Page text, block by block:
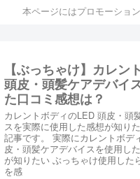
本ページにはプロモーショ
【ぶっちゃけ】カレン
頭皮・頭髪ケアデバイ
た口コミ感想は？
カレントボディのLED 頭皮・頭
スを実際に使用した感想が知り
記事です。 実際にカレントボデ
皮・頭髪ケアデバイスを使用し
が知りたい ぶっちゃけ使用した
を感